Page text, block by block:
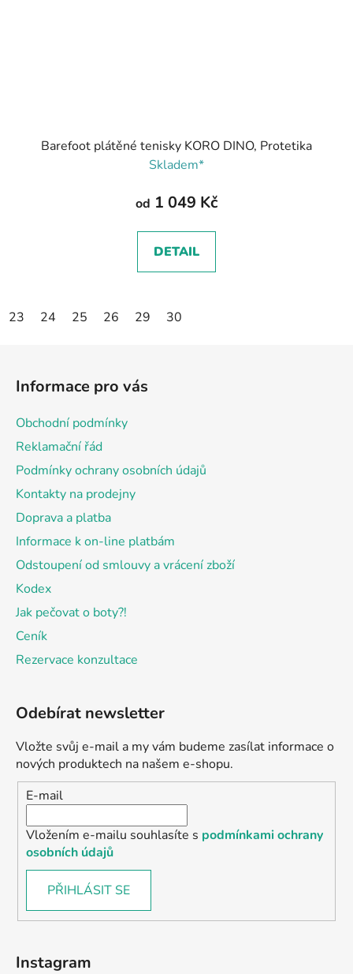
Barefoot plátěné tenisky KORO DINO, Protetika
Skladem*
od 1 049 Kč
DETAIL
23 24 25 26 29 30
Informace pro vás
Obchodní podmínky
Reklamační řád
Podmínky ochrany osobních údajů
Kontakty na prodejny
Doprava a platba
Informace k on-line platbám
Odstoupení od smlouvy a vrácení zboží
Kodex
Jak pečovat o boty?!
Ceník
Rezervace konzultace
Odebírat newsletter
Vložte svůj e-mail a my vám budeme zasílat informace o
nových produktech na našem e-shopu.
E-mail
Vložením e-mailu souhlasíte s podmínkami ochrany
osobních údajů
PŘIHLÁSIT SE
Instagram